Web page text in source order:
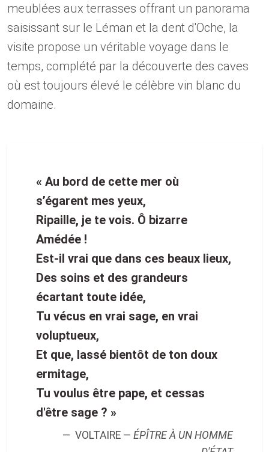
meublées aux terrasses offrant un panorama
saisissant sur le Léman et la dent d'Oche, la
visite propose un véritable voyage dans le
temps, complété par la découverte des caves
où est toujours élevé le célèbre vin blanc du
domaine.
« Au bord de cette mer où
s’égarent mes yeux,
Ripaille, je te vois. Ô bizarre
Amédée !
Est-il vrai que dans ces beaux lieux,
Des soins et des grandeurs
écartant toute idée,
Tu vécus en vrai sage, en vrai
voluptueux,
Et que, lassé bientôt de ton doux
ermitage,
Tu voulus être pape, et cessas
d'être sage ? »
VOLTAIRE — ÉPÎTRE À UN HOMME